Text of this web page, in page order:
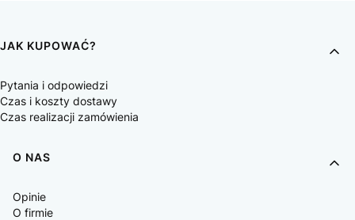
JAK KUPOWAĆ?
Pytania i odpowiedzi
Czas i koszty dostawy
Czas realizacji zamówienia
O NAS
Opinie
O firmie